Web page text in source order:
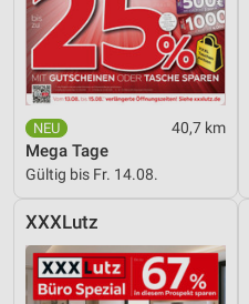
40,7 km
Mega Tage
Gültig bis Fr. 14.08.
XXXLutz